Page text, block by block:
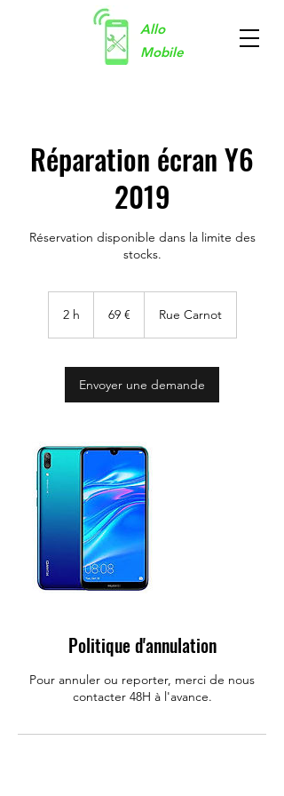
Allo
Mobile
Réparation écran Y6
2019
Réservation disponible dans la limite des
stocks.
2 h 69 € Rue Carnot
Envoyer une demande
Politique d'annulation
Pour annuler ou reporter, merci de nous
contacter 48H à l'avance.